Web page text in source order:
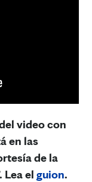
video con
en las
de la
Lea el guion.